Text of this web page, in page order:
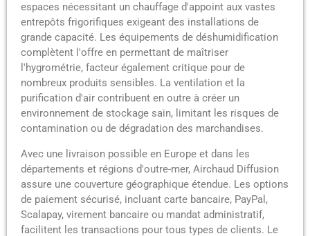
espaces nécessitant un chauffage d'appoint aux vastes
entrepôts frigorifiques exigeant des installations de
grande capacité. Les équipements de déshumidification
complètent l'offre en permettant de maîtriser
l'hygrométrie, facteur également critique pour de
nombreux produits sensibles. La ventilation et la
purification d'air contribuent en outre à créer un
environnement de stockage sain, limitant les risques de
contamination ou de dégradation des marchandises.
Avec une livraison possible en Europe et dans les
départements et régions d'outre-mer, Airchaud Diffusion
assure une couverture géographique étendue. Les options
de paiement sécurisé, incluant carte bancaire, PayPal,
Scalapay, virement bancaire ou mandat administratif,
facilitent les transactions pour tous types de clients. Le